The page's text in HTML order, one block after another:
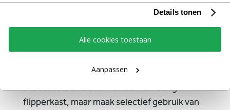
Details tonen
Alle cookies toestaan
Aanpassen
Een nieuw jaar biedt dus niet alleen ruimte
voor nieuwe campagnes, maar vooral voor
marketingbudget. Laat je niet afleiden door
alle toeters en bellen van de marketing-
flipperkast, maar maak selectief gebruik van